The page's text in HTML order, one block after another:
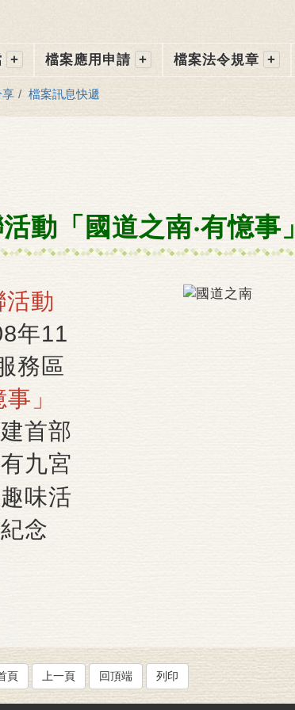
主
要
內
容
檔案應用申請 檔案法令規章
享 檔案訊息快遞
動「國道之南‧有憶事」
動
年11
務區
」
首部
九宮
味活
念
頁 上一頁 回頂端 列印